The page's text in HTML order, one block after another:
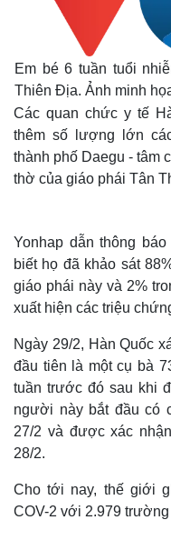
Em bé 6 tuần tuổi
Thiên Địa. Ảnh minh
Các quan chức y tế
thêm số lượng lớn
thành phố Daegu - tâm
thờ của giáo phái Tân
Yonhap dẫn thông
biết họ đã khảo sát
giáo phái này và 2%
xuất hiện các triệu
Ngày 29/2, Hàn Quốc
đầu tiên là một cụ bà
tuần trước đó sau khi
người này bắt đầu có
27/2 và được xác
28/2.
Cho tới nay, thế giới
COV-2 với 2.979